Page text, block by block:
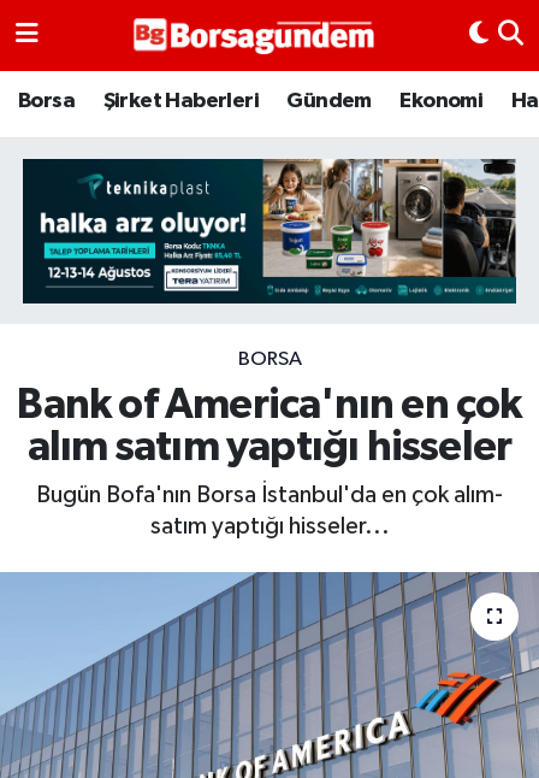
Borsa Şirket Haberleri Gündem Ekonomi
BORSA
Bank of America'nın en çok
alım satım yaptığı hisseler
Bugün Bofa'nın Borsa İstanbul'da en çok alım-
satım yaptığı hisseler...
Borsa
Emtia
Galeri
Bitcoin
Şirket Haberleri
Borsa Gundem
BIST 100 Isı Haritası
Coin Isı Haritası
Ekonomik Takvim
Kiripto Para Piyasası